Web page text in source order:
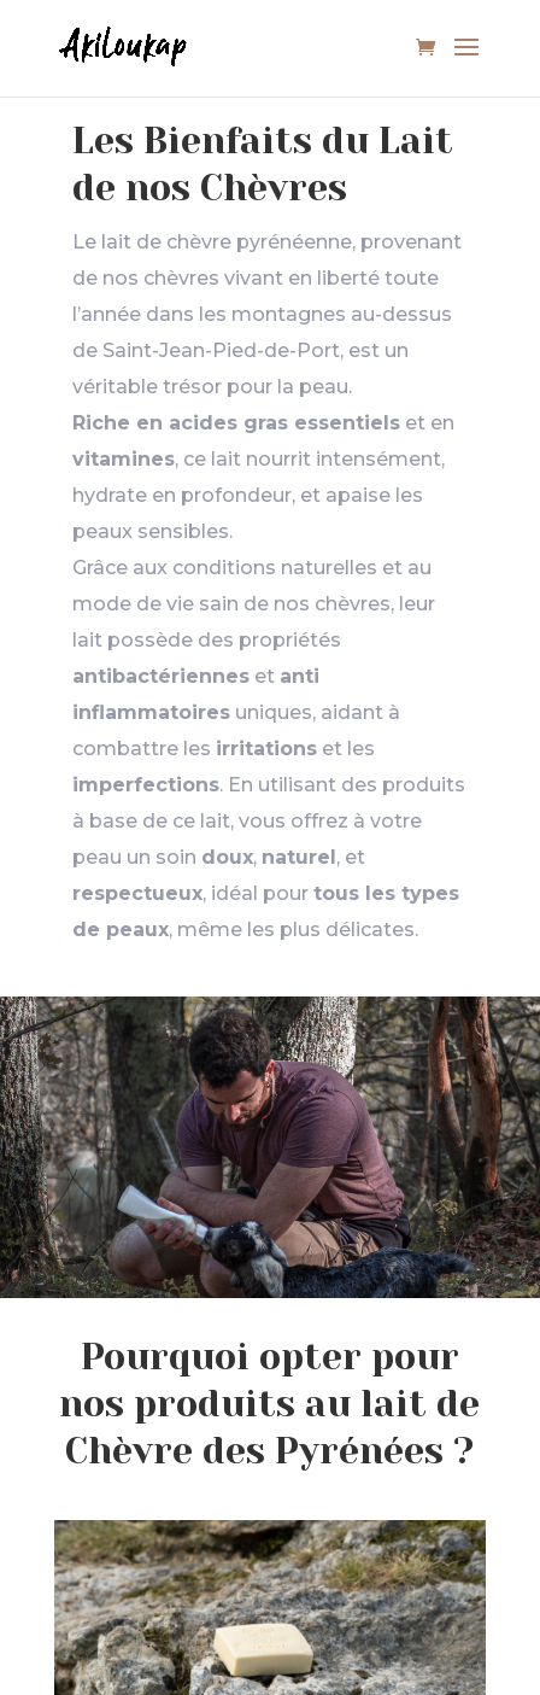
Les Bienfaits du Lait
de nos Chèvres
Le lait de chèvre pyrénéenne, provenant
de nos chèvres vivant en liberté toute
l’année dans les montagnes au-dessus
de Saint-Jean-Pied-de-Port, est un
véritable trésor pour la peau.
Riche en acides gras essentiels et en
vitamines, ce lait nourrit intensément,
hydrate en profondeur, et apaise les
peaux sensibles.
Grâce aux conditions naturelles et au
mode de vie sain de nos chèvres, leur
lait possède des propriétés
antibactériennes et anti
inflammatoires uniques, aidant à
combattre les irritations et les
imperfections. En utilisant des produits
à base de ce lait, vous offrez à votre
peau un soin doux, naturel, et
respectueux, idéal pour tous les types
de peaux, même les plus délicates.
Pourquoi opter pour
nos produits au lait de
Chèvre des Pyrénées ?